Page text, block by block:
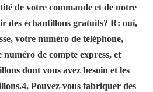
de votre commande et de notre
des échantillons gratuits? R: oui,
votre numéro de téléphone,
de compte express, et
dont vous avez besoin et les
4. Pouvez-vous fabriquer des